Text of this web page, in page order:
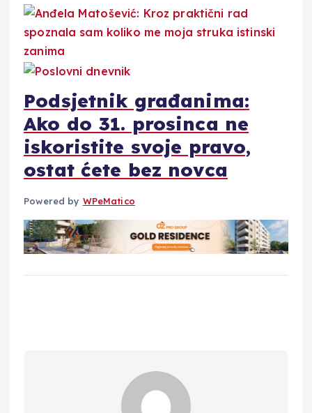
Podsjetnik građanima:
Ako do 31. prosinca ne
iskoristite svoje pravo,
ostat ćete bez novca
Powered by WPeMatico